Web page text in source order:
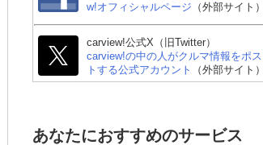
w!オフィシャルページ （外部サイト）
carview!公式X（旧Twitter）
carview!の中の人がクルマ情報をポス
トする公式アカウント
（外部サイト）
あなたにおすすめのサービス